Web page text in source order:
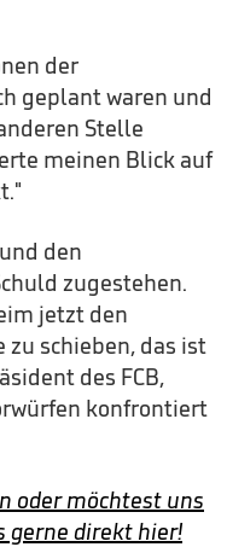
der
geplant waren und
Stelle
meinen Blick auf
den
zugestehen.
jetzt den
zu schieben, das ist
des FCB,
konfrontiert
oder möchtest uns
gerne direkt hier!